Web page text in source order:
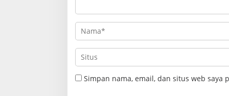
Simpan nama, email, dan situs web